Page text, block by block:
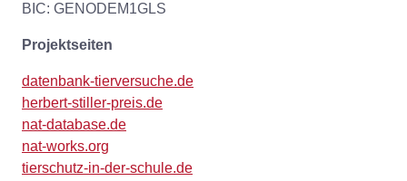
BIC: GENODEM1GLS
Projektseiten
datenbank-tierversuche.de
herbert-stiller-preis.de
nat-database.de
nat-works.org
tierschutz-in-der-schule.de